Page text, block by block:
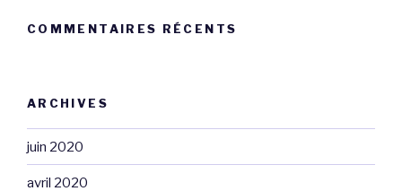
COMMENTAIRES RÉCENTS
ARCHIVES
juin 2020
avril 2020